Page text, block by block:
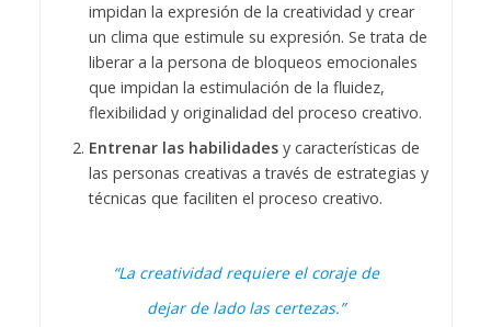
impidan la expresión de la creatividad y crear
un clima que estimule su expresión. Se trata de
liberar a la persona de bloqueos emocionales
que impidan la estimulación de la fluidez,
flexibilidad y originalidad del proceso creativo.
Entrenar las habilidadesy características de
las personas creativas a través de estrategias y
técnicas que faciliten el proceso creativo.
“La creatividad requiere el coraje de
dejar de lado las certezas.”